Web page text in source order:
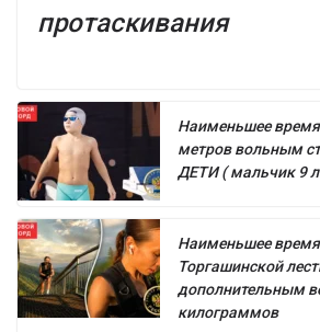
протаскивания
Наименьшее
метров вольным
ДЕТИ ( мальчик 9
Наименьшее
Торгашинской
дополнительным
килограммов